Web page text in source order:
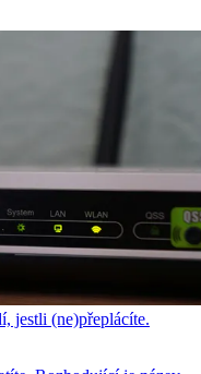
jestli (ne)přeplácíte.